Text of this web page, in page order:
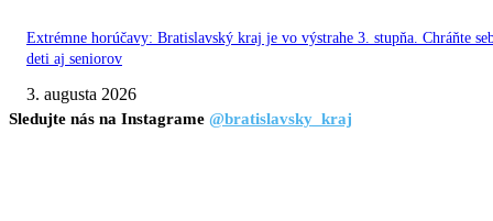
Extrémne horúčavy: Bratislavský kraj je vo výstrahe 3. stupňa. Chráňte
deti aj seniorov
3. augusta 2026
Sledujte nás na Instagrame @bratislavsky_kraj